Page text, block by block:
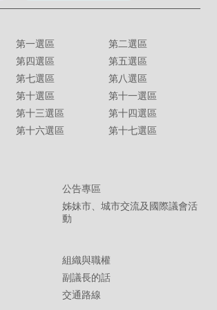
第一選區
第二選區
第四選區
第五選區
第七選區
第八選區
第十選區
第十一選區
第十三選區
第十四選區
第十六選區
第十七選區
公告專區
姊妹市、城市交流及國際議會活
動
組織與職權
副議長的話
交通路線